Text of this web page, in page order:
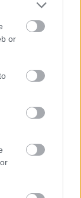
or
182
le a
bonyolult